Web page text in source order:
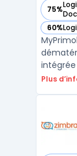
75%
— voir
60%
— voir
depuis
Plus